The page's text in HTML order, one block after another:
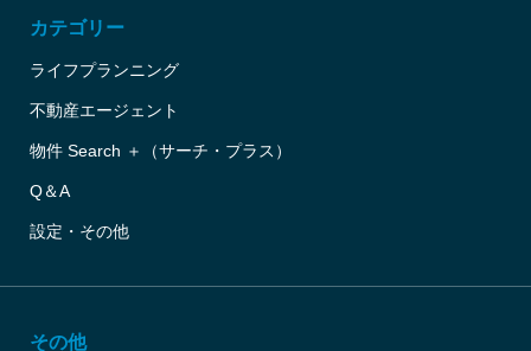
カテゴリー
ライフプランニング
不動産エージェント
物件 Search ＋（サーチ・プラス）
Q＆A
設定・その他
その他